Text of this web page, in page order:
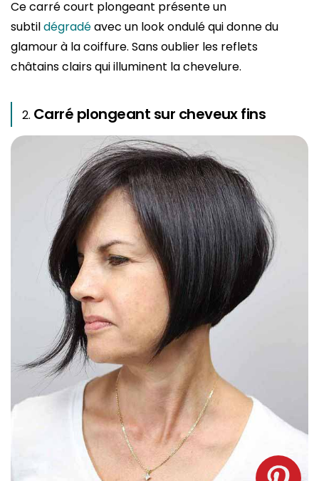
Ce carré court plongeant présente un
subtildégradéavec un look ondulé qui donne du
glamour à la coiffure. Sans oublier les reflets
châtains clairs qui illuminent la chevelure.
Carré plongeant sur cheveux fins